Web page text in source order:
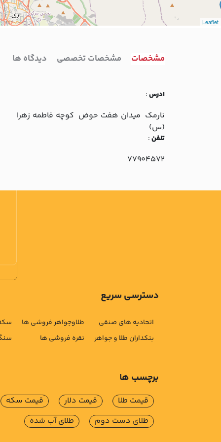
Leaflet
مشخصات مشخصات تخصصی دیدگاه ها
ادرس:
نارمک ميدان هفت حوض کوچه فاطمه زهرا
(س)
تلفن:
77904572
دسترسی سریع
اتحادیه های صنفی
بنکداران طلا و جواهر
طلاوجواهر فروشی ها
نقره فروشی ها
برچسب ها
قیمت طلا قیمت دلار
قیمت سکه
طلای دست دوم
طلای آب شده